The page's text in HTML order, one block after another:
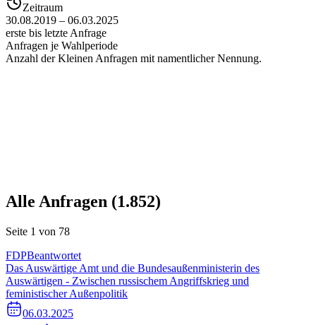
Zeitraum
30.08.2019 – 06.03.2025
erste bis letzte Anfrage
Anfragen je Wahlperiode
Anzahl der Kleinen Anfragen mit namentlicher Nennung.
Alle Anfragen (1.852)
Seite 1 von 78
FDPBeantwortet
Das Auswärtige Amt und die Bundesaußenministerin des
Auswärtigen - Zwischen russischem Angriffskrieg und
feministischer Außenpolitik
06.03.2025